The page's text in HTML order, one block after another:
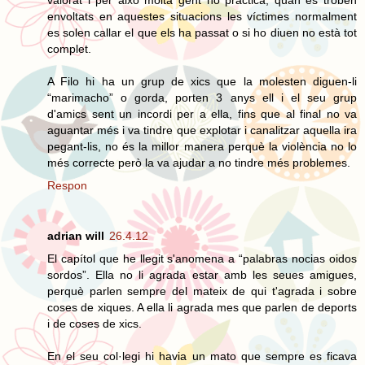
envoltats en aquestes situacions les víctimes normalment
es solen callar el que els ha passat o si ho diuen no està tot
complet.
A Filo hi ha un grup de xics que la molesten diguen-li
“marimacho” o gorda, porten 3 anys ell i el seu grup
d'amics sent un incordi per a ella, fins que al final no va
aguantar més i va tindre que explotar i canalitzar aquella ira
pegant-lis, no és la millor manera perquè la violència no lo
més correcte però la va ajudar a no tindre més problemes.
Respon
adrian will 26.4.12
El capítol que he llegit s'anomena a “palabras nocias oidos
sordos”. Ella no li agrada estar amb les seues amigues,
perquè parlen sempre del mateix de qui t'agrada i sobre
coses de xiques. A ella li agrada mes que parlen de deports
i de coses de xics.
En el seu col·legi hi havia un mato que sempre es ficava